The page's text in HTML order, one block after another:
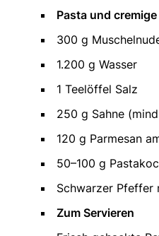
Pasta und
300 g
1.200 g Wasser
1 Teelöffel Salz
250 g Sahne
120 g Parmesan
50–100 g
Schwarzer Pfeffer
Zum Servieren